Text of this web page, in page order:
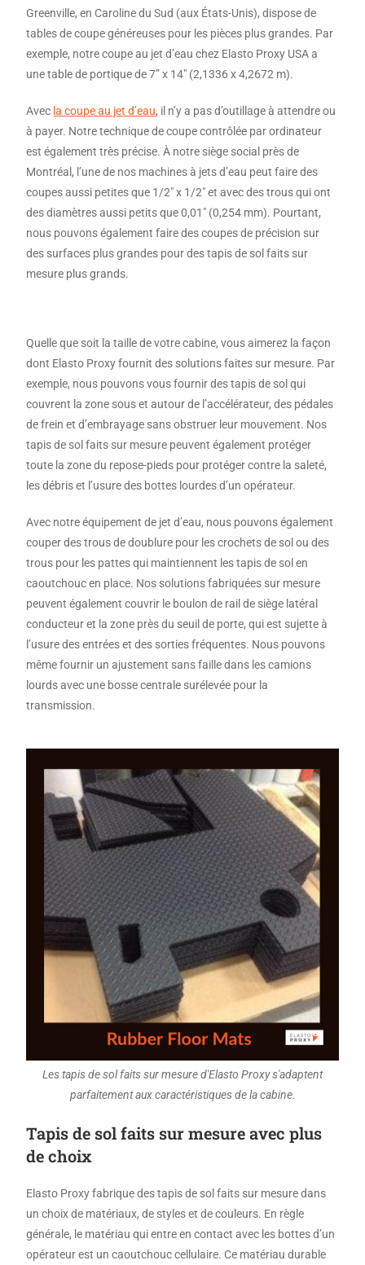
Greenville, en Caroline du Sud (aux États-Unis), dispose de
tables de coupe généreuses pour les pièces plus grandes. Par
exemple, notre coupe au jet d’eau chez Elasto Proxy USA a
une table de portique de 7’’ x 14″ (2,1336 x 4,2672 m).
Avec la coupe au jet d’eau, il n’y a pas d’outillage à attendre ou
à payer. Notre technique de coupe contrôlée par ordinateur
est également très précise. À notre siège social près de
Montréal, l’une de nos machines à jets d’eau peut faire des
coupes aussi petites que 1/2″ x 1/2″ et avec des trous qui ont
des diamètres aussi petits que 0,01″ (0,254 mm). Pourtant,
nous pouvons également faire des coupes de précision sur
des surfaces plus grandes pour des tapis de sol faits sur
mesure plus grands.
Quelle que soit la taille de votre cabine, vous aimerez la façon
dont Elasto Proxy fournit des solutions faites sur mesure. Par
exemple, nous pouvons vous fournir des tapis de sol qui
couvrent la zone sous et autour de l’accélérateur, des pédales
de frein et d’embrayage sans obstruer leur mouvement. Nos
tapis de sol faits sur mesure peuvent également protéger
toute la zone du repose-pieds pour protéger contre la saleté,
les débris et l’usure des bottes lourdes d’un opérateur.
Avec notre équipement de jet d’eau, nous pouvons également
couper des trous de doublure pour les crochets de sol ou des
trous pour les pattes qui maintiennent les tapis de sol en
caoutchouc en place. Nos solutions fabriquées sur mesure
peuvent également couvrir le boulon de rail de siège latéral
conducteur et la zone près du seuil de porte, qui est sujette à
l’usure des entrées et des sorties fréquentes. Nous pouvons
même fournir un ajustement sans faille dans les camions
lourds avec une bosse centrale surélevée pour la
transmission.
Les tapis de sol faits sur mesure d'Elasto Proxy s'adaptent
parfaitement aux caractéristiques de la cabine.
Tapis de sol faits sur mesure avec plus
de choix
Elasto Proxy fabrique des tapis de sol faits sur mesure dans
un choix de matériaux, de styles et de couleurs. En règle
générale, le matériau qui entre en contact avec les bottes d’un
opérateur est un caoutchouc cellulaire. Ce matériau durable